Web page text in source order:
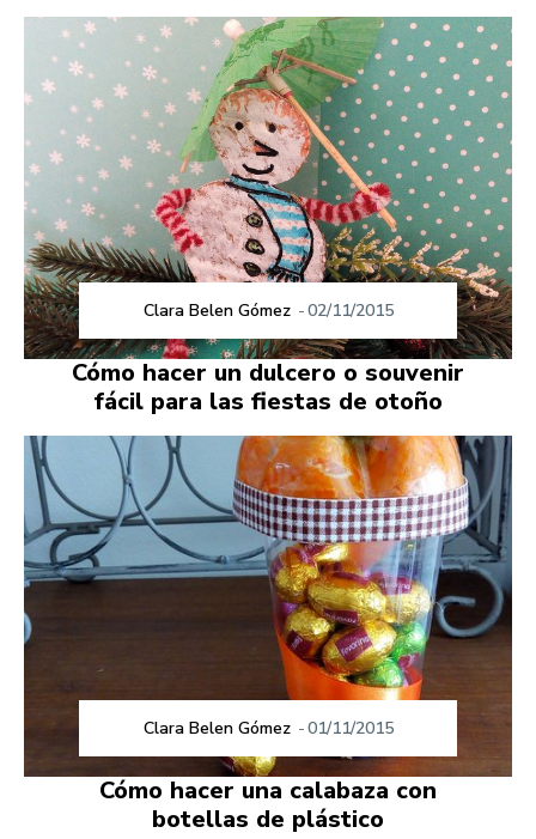
Clara Belen Gómez -02/11/2015
Cómo hacer un dulcero o souvenir
fácil para las fiestas de otoño
Clara Belen Gómez -01/11/2015
Cómo hacer una calabaza con
botellas de plástico